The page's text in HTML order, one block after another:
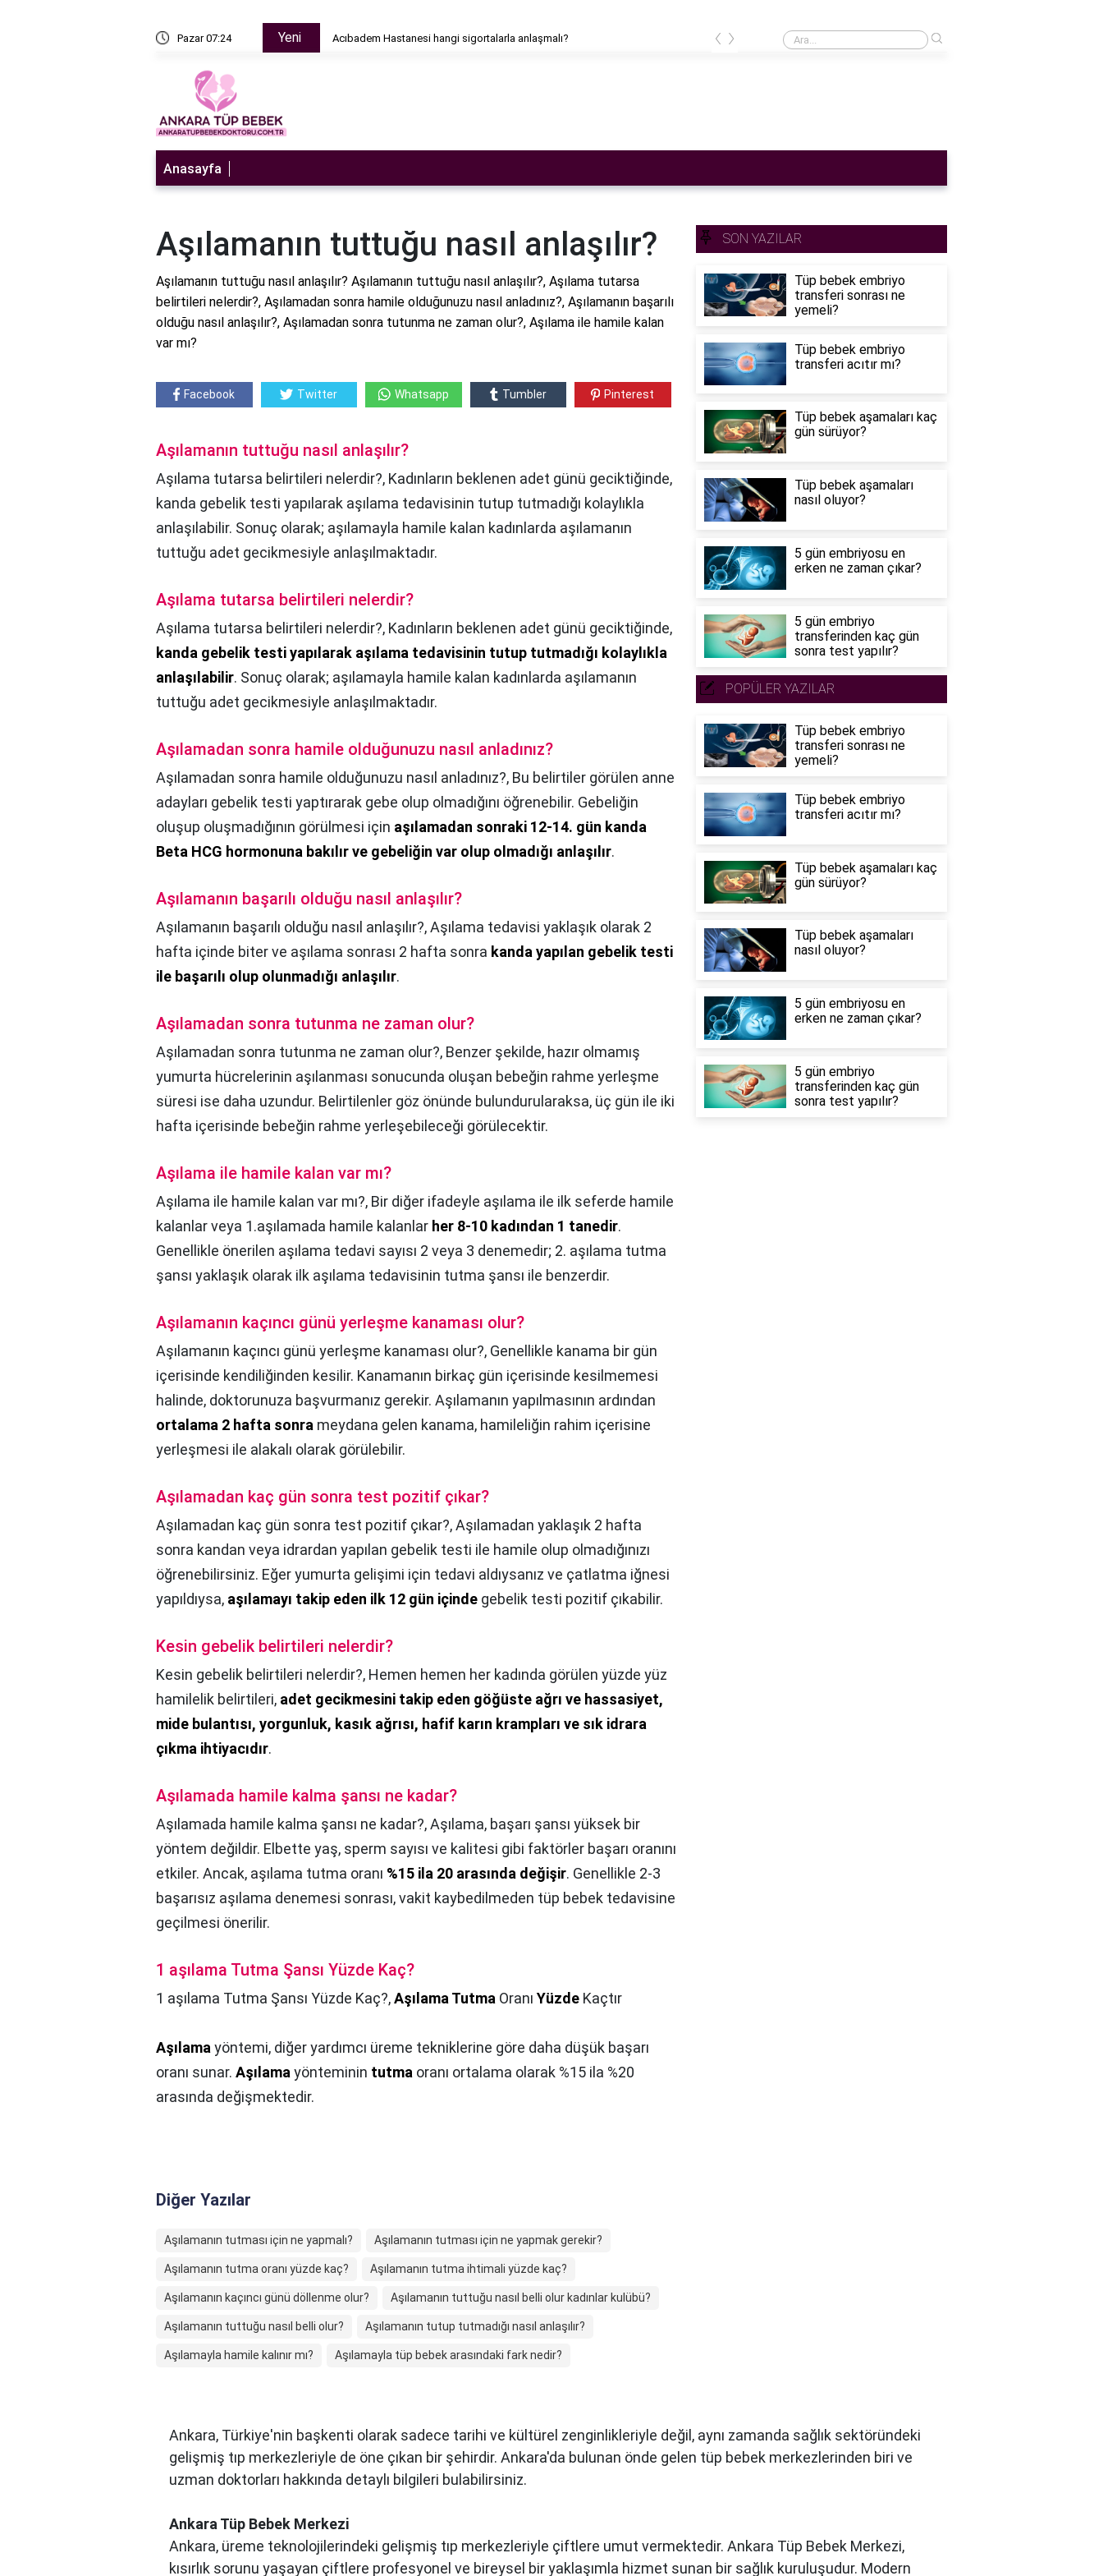
Pazar 07:24 Yeni Acıbadem Hastanesi hangi sigortalarla anlaşmalı? Cinsel ilişkiden sonra adet gecikmesi normal mi?
‹ ›
Anasayfa
Aşılamanın tuttuğu nasıl anlaşılır?
Aşılamanın tuttuğu nasıl anlaşılır? Aşılamanın tuttuğu nasıl anlaşılır?, Aşılama tutarsa
belirtileri nelerdir?, Aşılamadan sonra hamile olduğunuzu nasıl anladınız?, Aşılamanın başarılı
olduğu nasıl anlaşılır?, Aşılamadan sonra tutunma ne zaman olur?, Aşılama ile hamile kalan
var mı?
Facebook Twitter Whatsapp Tumbler Pinterest
Aşılamanın tuttuğu nasıl anlaşılır?
Aşılama tutarsa belirtileri nelerdir?, Kadınların beklenen adet günü geciktiğinde,
kanda gebelik testi yapılarak aşılama tedavisinin tutup tutmadığı kolaylıkla
anlaşılabilir. Sonuç olarak; aşılamayla hamile kalan kadınlarda aşılamanın
tuttuğu adet gecikmesiyle anlaşılmaktadır.
Aşılama tutarsa belirtileri nelerdir?
Aşılama tutarsa belirtileri nelerdir?, Kadınların beklenen adet günü geciktiğinde,
kanda gebelik testi yapılarak aşılama tedavisinin tutup tutmadığı kolaylıkla
anlaşılabilir. Sonuç olarak; aşılamayla hamile kalan kadınlarda aşılamanın
tuttuğu adet gecikmesiyle anlaşılmaktadır.
Aşılamadan sonra hamile olduğunuzu nasıl anladınız?
Aşılamadan sonra hamile olduğunuzu nasıl anladınız?, Bu belirtiler görülen anne
adayları gebelik testi yaptırarak gebe olup olmadığını öğrenebilir. Gebeliğin
oluşup oluşmadığının görülmesi için aşılamadan sonraki 12-14. gün kanda
Beta HCG hormonuna bakılır ve gebeliğin var olup olmadığı anlaşılır.
Aşılamanın başarılı olduğu nasıl anlaşılır?
Aşılamanın başarılı olduğu nasıl anlaşılır?,Aşılama tedavisi yaklaşık olarak 2
hafta içinde biter ve aşılama sonrası 2 hafta sonra kanda yapılan gebelik testi
ile başarılı olup olunmadığı anlaşılır.
Aşılamadan sonra tutunma ne zaman olur?
Aşılamadan sonra tutunma ne zaman olur?, Benzer şekilde, hazır olmamış
yumurta hücrelerinin aşılanması sonucunda oluşan bebeğin rahme yerleşme
süresi ise daha uzundur. Belirtilenler göz önünde bulundurularaksa, üç gün ile iki
hafta içerisinde bebeğin rahme yerleşebileceği görülecektir.
Aşılama ile hamile kalan var mı?
Aşılama ile hamile kalan var mı?, Bir diğer ifadeyle aşılama ile ilk seferde hamile
kalanlar veya 1.aşılamada hamile kalanlar her 8-10 kadından 1 tanedir.
Genellikle önerilen aşılama tedavi sayısı 2 veya 3 denemedir; 2. aşılama tutma
şansı yaklaşık olarak ilk aşılama tedavisinin tutma şansı ile benzerdir.
Aşılamanın kaçıncı günü yerleşme kanaması olur?
Aşılamanın kaçıncı günü yerleşme kanaması olur?, Genellikle kanama bir gün
içerisinde kendiliğinden kesilir. Kanamanın birkaç gün içerisinde kesilmemesi
halinde, doktorunuza başvurmanız gerekir. Aşılamanın yapılmasının ardından
ortalama 2 hafta sonra meydana gelen kanama, hamileliğin rahim içerisine
yerleşmesi ile alakalı olarak görülebilir.
Aşılamadan kaç gün sonra test pozitif çıkar?
Aşılamadan kaç gün sonra test pozitif çıkar?,Aşılamadan yaklaşık 2 hafta
sonra kandan veya idrardan yapılan gebelik testi ile hamile olup olmadığınızı
öğrenebilirsiniz. Eğer yumurta gelişimi için tedavi aldıysanız ve çatlatma iğnesi
yapıldıysa, aşılamayı takip eden ilk 12 gün içinde gebelik testi pozitif çıkabilir.
Kesin gebelik belirtileri nelerdir?
Kesin gebelik belirtileri nelerdir?, Hemen hemen her kadında görülen yüzde yüz
hamilelik belirtileri, adet gecikmesini takip eden göğüste ağrı ve hassasiyet,
mide bulantısı, yorgunluk, kasık ağrısı, hafif karın krampları ve sık idrara
çıkma ihtiyacıdır.
Aşılamada hamile kalma şansı ne kadar?
Aşılamada hamile kalma şansı ne kadar?,Aşılama, başarı şansı yüksek bir
yöntem değildir. Elbette yaş, sperm sayısı ve kalitesi gibi faktörler başarı oranını
etkiler. Ancak, aşılama tutma oranı %15 ila 20 arasında değişir. Genellikle 2-3
başarısız aşılama denemesi sonrası, vakit kaybedilmeden tüp bebek tedavisine
geçilmesi önerilir.
1 aşılama Tutma Şansı Yüzde Kaç?
1 aşılama Tutma Şansı Yüzde Kaç?,Aşılama Tutma Oranı Yüzde Kaçtır
Aşılama yöntemi, diğer yardımcı üreme tekniklerine göre daha düşük başarı
oranı sunar. Aşılama yönteminin tutma oranı ortalama olarak %15 ila %20
arasında değişmektedir.
Diğer Yazılar
Aşılamanın tutması için ne yapmalı? Aşılamanın tutması için ne yapmak gerekir?
Aşılamanın tutma oranı yüzde kaç? Aşılamanın tutma ihtimali yüzde kaç?
Aşılamanın kaçıncı günü döllenme olur? Aşılamanın tuttuğu nasıl belli olur kadınlar kulübü?
Aşılamanın tuttuğu nasıl belli olur? Aşılamanın tutup tutmadığı nasıl anlaşılır?
Aşılamayla hamile kalınır mı? Aşılamayla tüp bebek arasındaki fark nedir?
SON YAZILAR
Tüp bebek embriyo
transferi sonrası ne
yemeli?
Tüp bebek embriyo
transferi acıtır mı?
Tüp bebek aşamaları kaç
gün sürüyor?
Tüp bebek aşamaları
nasıl oluyor?
5 gün embriyosu en
erken ne zaman çıkar?
5 gün embriyo
transferinden kaç gün
sonra test yapılır?
POPÜLER YAZILAR
Tüp bebek embriyo
transferi sonrası ne
yemeli?
Tüp bebek embriyo
transferi acıtır mı?
Tüp bebek aşamaları kaç
gün sürüyor?
Tüp bebek aşamaları
nasıl oluyor?
5 gün embriyosu en
erken ne zaman çıkar?
5 gün embriyo
transferinden kaç gün
sonra test yapılır?
Ankara, Türkiye'nin başkenti olarak sadece tarihi ve kültürel zenginlikleriyle değil, aynı zamanda sağlık sektöründeki
gelişmiş tıp merkezleriyle de öne çıkan bir şehirdir. Ankara'da bulunan önde gelen tüp bebek merkezlerinden biri ve
uzman doktorları hakkında detaylı bilgileri bulabilirsiniz.
Ankara Tüp Bebek Merkezi
Ankara, üreme teknolojilerindeki gelişmiş tıp merkezleriyle çiftlere umut vermektedir. Ankara Tüp Bebek Merkezi,
kısırlık sorunu yaşayan çiftlere profesyonel ve bireysel bir yaklaşımla hizmet sunan bir sağlık kuruluşudur. Modern